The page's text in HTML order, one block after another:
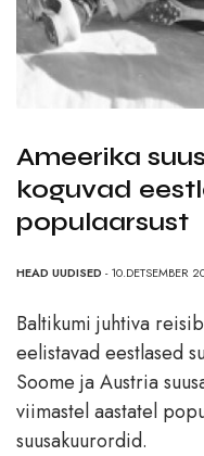
Ameerika
koguvad
populaarsust
HEAD UUDISED - 10.DETSEMBER
Baltikumi juhtiva
eelistavad eestlased
Soome ja Austria
viimastel aastatel
suusakuurordid.